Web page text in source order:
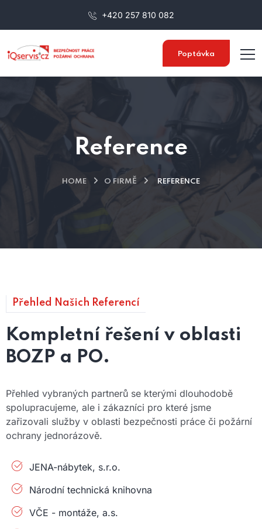
+420 257 810 082
Poptávka
Reference
HOME O FIRMĚ REFERENCE
Přehled Našich Referencí
Kompletní řešení v oblasti
BOZP a PO.
Přehled vybraných partnerů se kterými dlouhodobě
spolupracujeme, ale i zákazníci pro které jsme
zařizovali služby v oblasti bezpečnosti práce či požární
ochrany jednorázově.
JENA-nábytek, s.r.o.
Národní technická knihovna
VČE - montáže, a.s.